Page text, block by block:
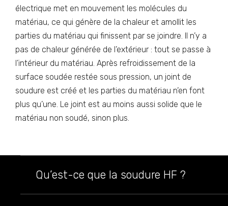
électrique met en mouvement les molécules du
matériau, ce qui génère de la chaleur et amollit les
parties du matériau qui finissent par se joindre. Il n’y a
pas de chaleur générée de l’extérieur : tout se passe à
l’intérieur du matériau. Après refroidissement de la
surface soudée restée sous pression, un joint de
soudure est créé et les parties du matériau n’en font
plus qu’une. Le joint est au moins aussi solide que le
matériau non soudé, sinon plus.
Qu’est-ce que la soudure HF ?